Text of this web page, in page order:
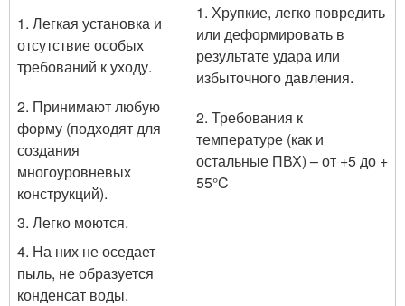
1. Легкая установка и
отсутствие особых
требований к уходу.
1. Хрупкие, легко повредить
или деформировать в
результате удара или
избыточного давления.
2. Принимают любую
форму (подходят для
создания
многоуровневых
конструкций).
2. Требования к
температуре (как и
остальные ПВХ) – от +5 до +
55°C
3. Легко моются.
4. На них не оседает
пыль, не образуется
конденсат воды.